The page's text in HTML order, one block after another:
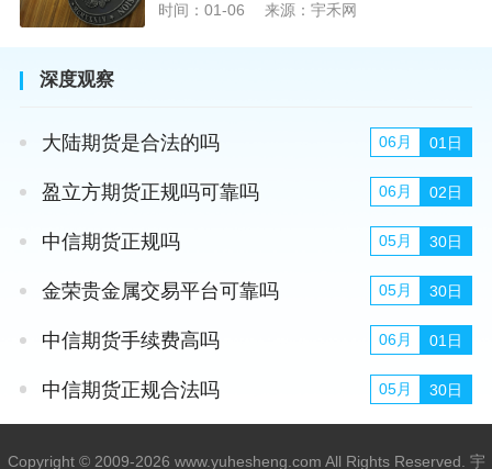
时间：01-06 来源：宇禾网
深度观察
大陆期货是合法的吗 06月 01日
盈立方期货正规吗可靠吗 06月 02日
中信期货正规吗 05月 30日
金荣贵金属交易平台可靠吗 05月 30日
中信期货手续费高吗 06月 01日
中信期货正规合法吗 05月 30日
Copyright © 2009-2026 www.yuhesheng.com All Rights Reserved. 宇